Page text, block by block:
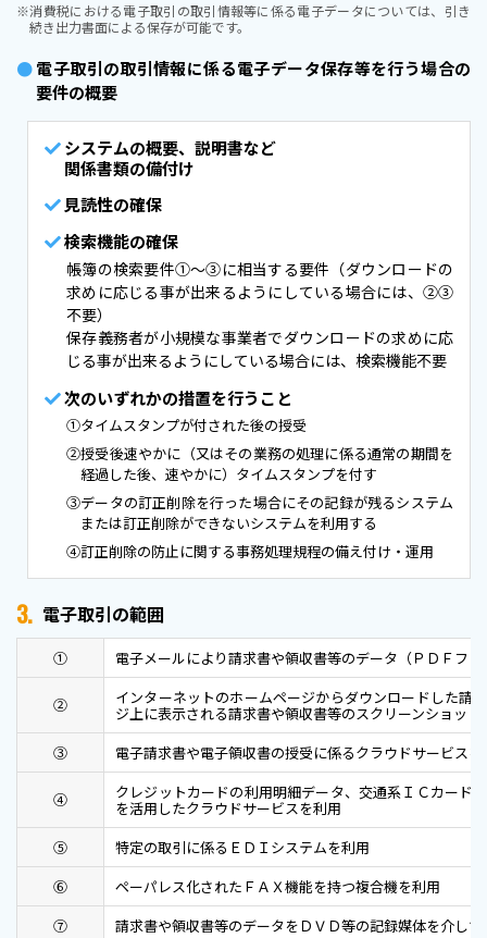
※消費税における電子取引の取引情報等に係る電子データについては、引き
続き出力書面による保存が可能です。
●電子取引の取引情報に係る電子データ保存等を行う場合の
要件の概要
システムの概要、説明書など
関係書類の備付け
見読性の確保
検索機能の確保
帳簿の検索要件①～③に相当する要件（ダウンロードの
求めに応じる事が出来るようにしている場合には、②③
不要）
保存義務者が小規模な事業者でダウンロードの求めに応
じる事が出来るようにしている場合には、検索機能不要
次のいずれかの措置を行うこと
①タイムスタンプが付された後の授受
②授受後速やかに（又はその業務の処理に係る通常の期間を
経過した後、速やかに）タイムスタンプを付す
③データの訂正削除を行った場合にその記録が残るシステム
または訂正削除ができないシステムを利⽤する
④訂正削除の防⽌に関する事務処理規程の備え付け・運用
3. 電子取引の範囲
① 電子メールにより請求書や領収書等のデータ（ＰＤＦフ
② インターネットのホームページからダウンロードした請
ジ上に表示される請求書や領収書等のスクリーンショット
③
電子請求書や電子領収書の授受に係るクラウドサービスを
④ クレジットカードの利用明細データ、交通系ＩＣカード
を活用したクラウドサービスを利用
⑤
特定の取引に係るＥＤＩシステムを利用
⑥
ペーパレス化されたＦＡＸ機能を持つ複合機を利用
⑦
請求書や領収書等のデータをＤＶＤ等の記録媒体を介して